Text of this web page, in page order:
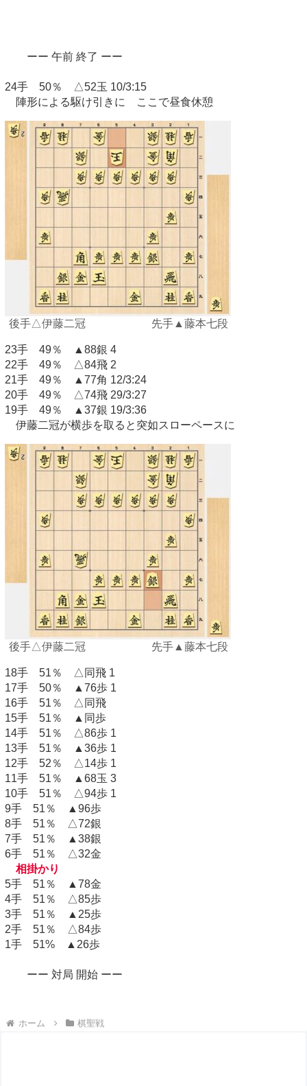
ーー 午前 終了 ーー
24手 50％ △52玉 10/3:15
陣形による駆け引きに ここで昼食休憩
後手△伊藤二冠 先手▲藤本七段
23手 49％ ▲88銀 4
22手 49％ △84飛 2
21手 49％ ▲77角 12/3:24
20手 49％ △74飛 29/3:27
19手 49％ ▲37銀 19/3:36
伊藤二冠が横歩を取ると突如スローペースに
後手△伊藤二冠 先手▲藤本七段
18手 51％ △同飛 1
17手 50％ ▲76歩 1
16手 51％ △同飛
15手 51％ ▲同歩
14手 51％ △86歩 1
13手 51％ ▲36歩 1
12手 52％ △14歩 1
11手 51％ ▲68玉 3
10手 51％ △94歩 1
9手 51％ ▲96歩
8手 51％ △72銀
7手 51％ ▲38銀
6手 51％ △32金
相掛かり
5手 51％ ▲78金
4手 51％ △85歩
3手 51％ ▲25歩
2手 51％ △84歩
1手 51% ▲26歩
ーー 対局 開始 ーー
ホーム 棋聖戦